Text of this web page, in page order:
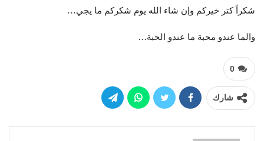
شكراً كتر خيركم وإن شاء الله يوم شكركم ما يجي…
والما عندو محبة ما عندو الحبة…
0
شارك